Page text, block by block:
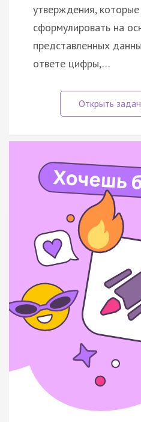
утверждения,
сформулировать на
представленных
ответе цифры,…